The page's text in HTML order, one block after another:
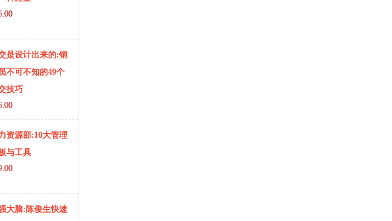
是设计出来的:销
不可不知的49个
技巧
资源部:10大管理
与工具
大脑:陈俊生快速